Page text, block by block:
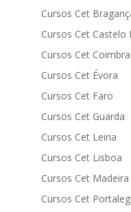
Cursos Cet
Cursos Cet Castelo
Cursos Cet Coimbra
Cursos Cet Évora
Cursos Cet Faro
Cursos Cet Guarda
Cursos Cet Leiria
Cursos Cet Lisboa
Cursos Cet Madeira
Cursos Cet